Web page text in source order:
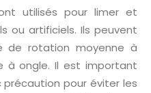
utilisés pour limer et
ou artificiels. Ils peuvent
de rotation moyenne à
à ongle. Il est important
précaution pour éviter les